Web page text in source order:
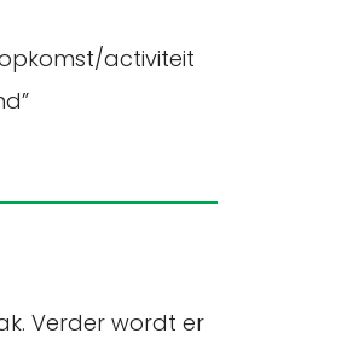
activiteit
Verder wordt er